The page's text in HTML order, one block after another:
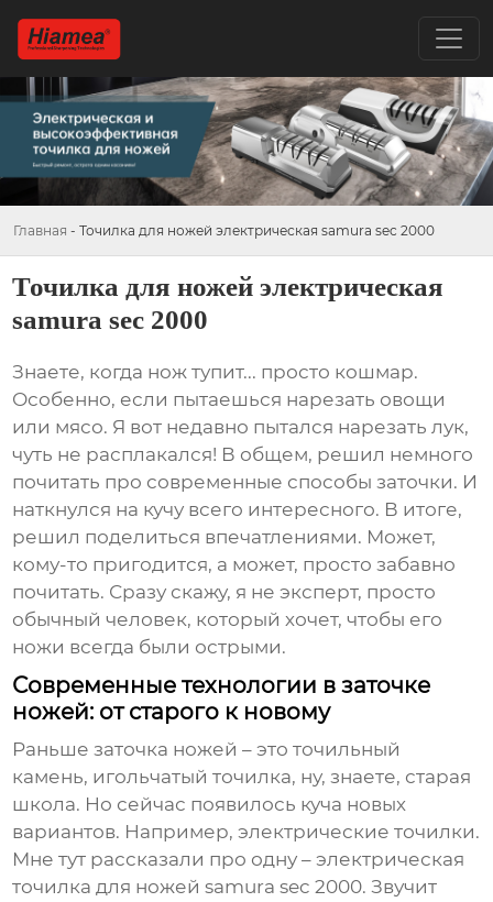
Главная - Точилка для ножей электрическая samura sec 2000
Точилка для ножей электрическая
samura sec 2000
Знаете, когда нож тупит... просто кошмар.
Особенно, если пытаешься нарезать овощи
или мясо. Я вот недавно пытался нарезать лук,
чуть не расплакался! В общем, решил немного
почитать про современные способы заточки. И
наткнулся на кучу всего интересного. В итоге,
решил поделиться впечатлениями. Может,
кому-то пригодится, а может, просто забавно
почитать. Сразу скажу, я не эксперт, просто
обычный человек, который хочет, чтобы его
ножи всегда были острыми.
Современные технологии в заточке
ножей: от старого к новому
Раньше заточка ножей – это точильный
камень, игольчатый точилка, ну, знаете, старая
школа. Но сейчас появилось куча новых
вариантов. Например, электрические точилки.
Мне тут рассказали про одну –электрическая
точилка для ножей samura sec 2000. Звучит